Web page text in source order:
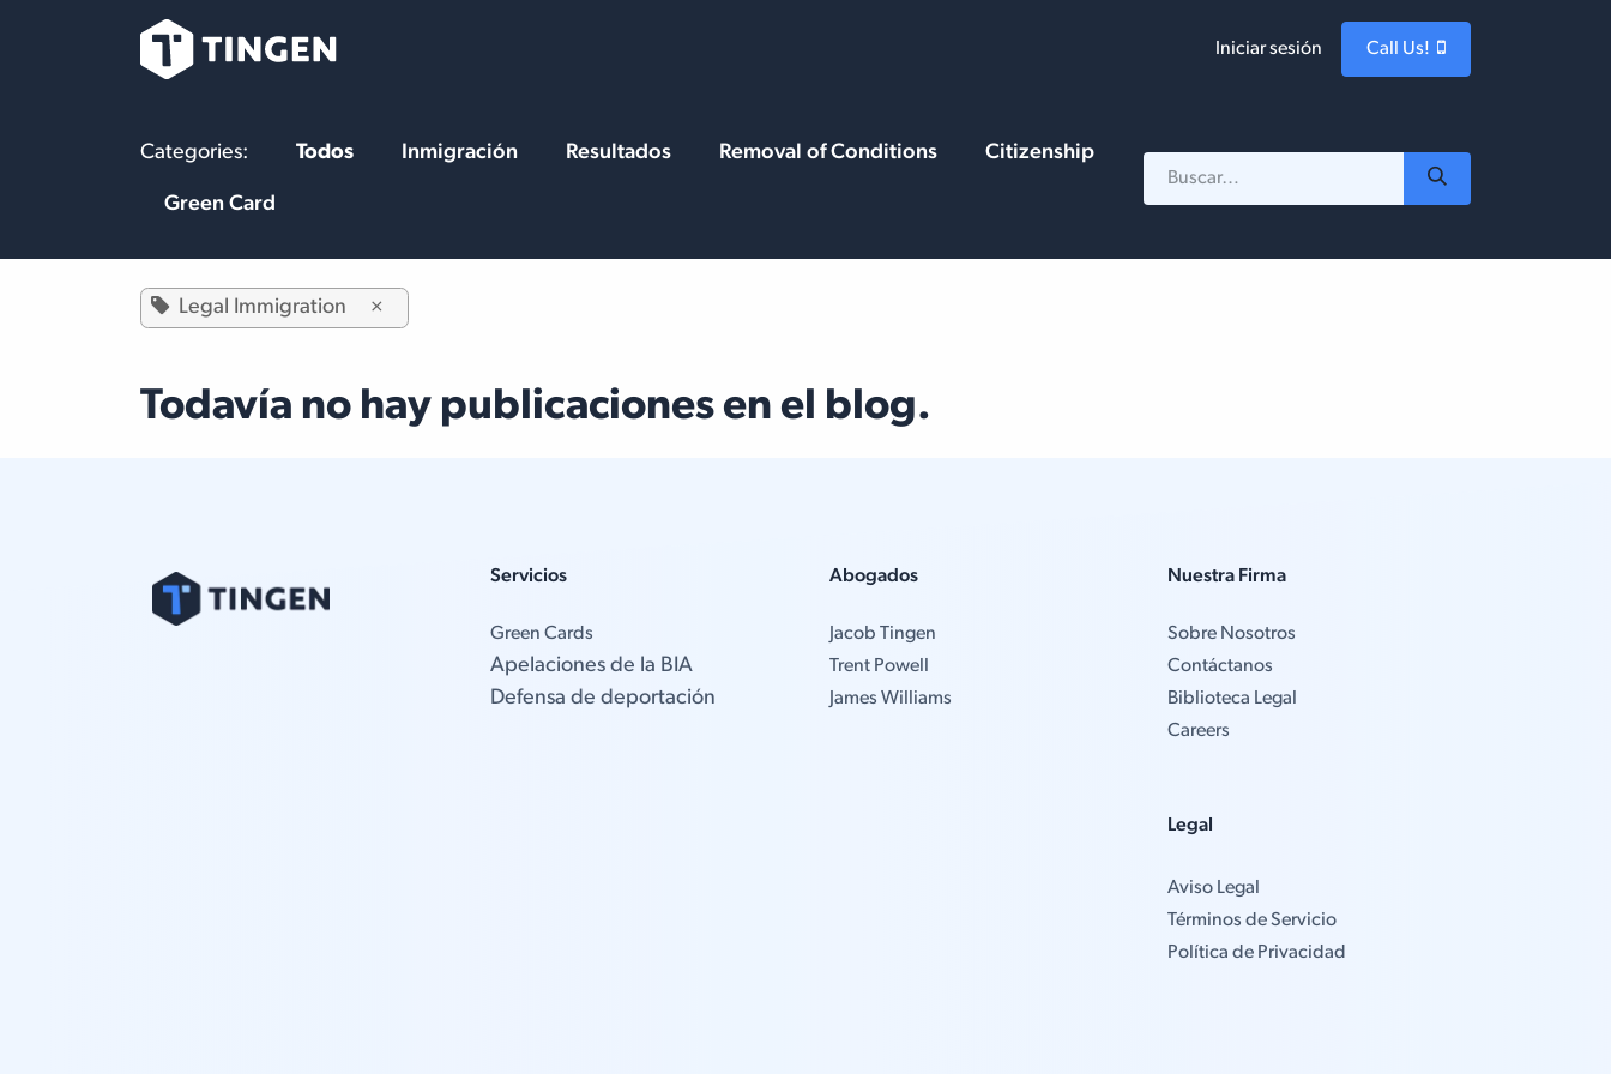
Iniciar sesión Call Us!
Categories: Todos Inmigración Resultados Removal of Conditions Citizenship
Green Card
Legal Immigration ×
Todavía no hay publicaciones en el blog.
Servicios
Green Cards
Apelaciones de la BIA
Defensa de deportación
Abogados
Jacob Tingen
Trent Powell
James Williams
Nuestra Firma
Sobre Nosotros
Contáctanos
Biblioteca Legal
Careers
Legal
Aviso Legal
Términos de Servicio
Política de Privacidad